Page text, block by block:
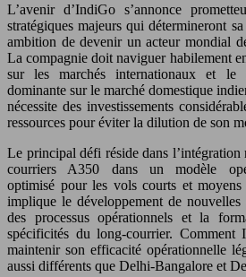
L’avenir d’IndiGo s’annonce
stratégiques majeurs qui détermineront
ambition de devenir un acteur mondial
La compagnie doit naviguer habilement
sur les marchés internationaux et le
dominante sur le marché domestique
nécessite des investissements
ressources pour éviter la dilution de son
Le principal défi réside dans l’intégration
courriers A350 dans un modèle
optimisé pour les vols courts et
implique le développement de nouvelles
des processus opérationnels et la
spécificités du long-courrier. Comment
maintenir son efficacité opérationnelle
aussi différents que Delhi-Bangalore et